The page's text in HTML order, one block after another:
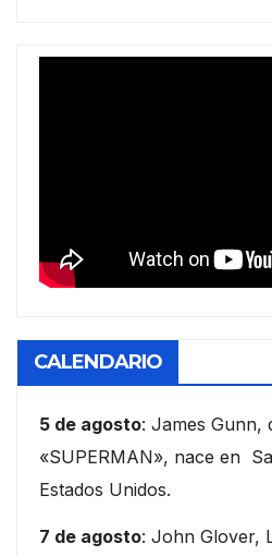
CALENDARIO
5 de agosto: James Gunn,
«SUPERMAN», nace en
Estados Unidos.
7 de agosto: John Glover,